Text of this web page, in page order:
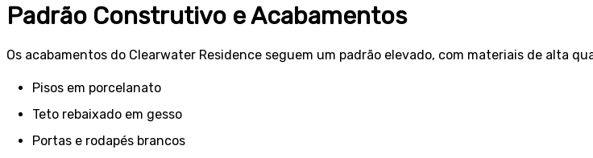
Padrão Construtivo e Acabamentos
Os acabamentos do Clearwater Residence seguem um padrão elevado, com materiais de alta
Pisos em porcelanato
Teto rebaixado em gesso
Portas e rodapés brancos